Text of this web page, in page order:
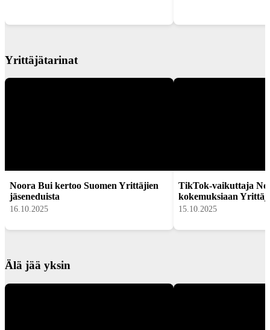
Yrittäjätarinat
Noora Bui kertoo Suomen Yrittäjien
jäseneduista
16.10.2025
TikTok-vaikuttaja
kokemuksiaan
15.10.2025
Älä jää yksin